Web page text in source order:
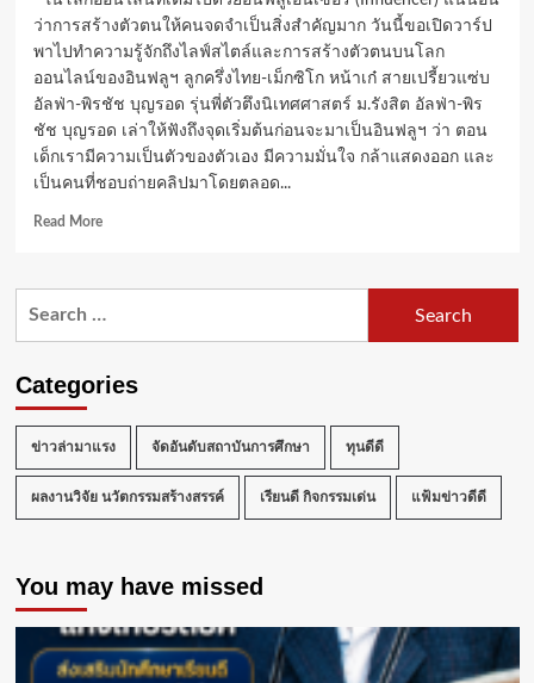
ว่าการสร้างตัวตนให้คนจดจำเป็นสิ่งสำคัญมาก วันนี้ขอเปิดวาร์ป
พาไปทำความรู้จักถึงไลฟ์สไตล์และการสร้างตัวตนบนโลก
ออนไลน์ของอินฟลูฯ ลูกครึ่งไทย-เม็กซิโก หน้าเก๋ สายเปรี้ยวแซ่บ
อัลฟ่า-พิรชัช บุญรอด รุ่นพี่ตัวตึงนิเทศศาสตร์ ม.รังสิต อัลฟ่า-พิร
ชัช บุญรอด เล่าให้ฟังถึงจุดเริ่มต้นก่อนจะมาเป็นอินฟลูฯ ว่า ตอน
เด็กเรามีความเป็นตัวของตัวเอง มีความมั่นใจ กล้าแสดงออก และ
เป็นคนที่ชอบถ่ายคลิปมาโดยตลอด...
Read MoreRead
โฆษณา
ตัว
Influencer
กับ
“อัลฟ่า-
รุ่น
พี่
นิเทศ
รังสิต
Categories
ข่าวล่ามาแรง จัดอันดับสถาบันการศึกษา ทุนดีดี
ผลงานวิจัย นวัตกรรมสร้างสรรค์ เรียนดี กิจกรรมเด่น แฟ้มข่าวดีดี
You may have missed